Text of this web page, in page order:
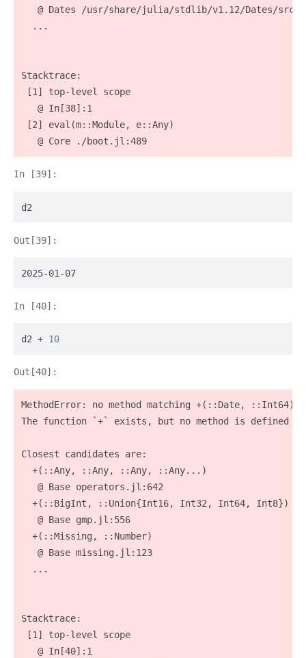
@ Dates /usr/share/julia/stdlib/v1.12/Dates/src/
  ...
Stacktrace:
[1] top-level scope
   @ In[38]:1
[2] eval(m::Module, e::Any)
   @ Core ./boot.jl:489
d2
2025-01-07
d2 + 10
MethodError: no method matching +(::Date, ::Int64)
The function `+` exists, but no method is defined
Closest candidates are:
  +(::Any, ::Any, ::Any, ::Any...)
   @ Base operators.jl:642
  +(::BigInt, ::Union{Int16, Int32, Int64, Int8})
   @ Base gmp.jl:556
  +(::Missing, ::Number)
   @ Base missing.jl:123
  ...
Stacktrace:
[1] top-level scope
   @ In[40]:1